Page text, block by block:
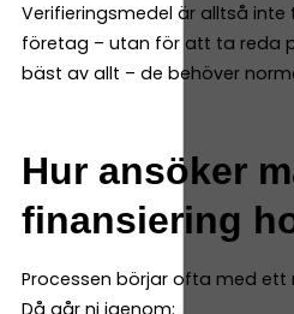
Verifieringsmedel är alltså
företag – utan för att ta reda
bäst av allt – de behöver
Hur ansöker
finansiering
Processen börjar ofta med